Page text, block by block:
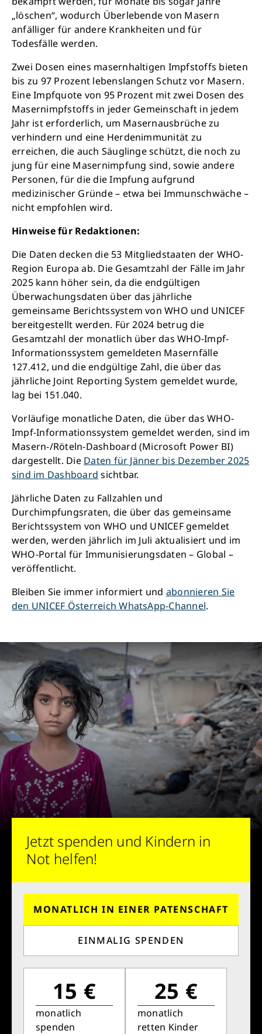
„löschen“, wodurch Überlebende von Masern
anfälliger für andere Krankheiten und für
Todesfälle werden.
Zwei Dosen eines masernhaltigen Impfstoffs bieten
bis zu 97 Prozent lebenslangen Schutz vor Masern.
Eine Impfquote von 95 Prozent mit zwei Dosen des
Masernimpfstoffs in jeder Gemeinschaft in jedem
Jahr ist erforderlich, um Masernausbrüche zu
verhindern und eine Herdenimmunität zu
erreichen, die auch Säuglinge schützt, die noch zu
jung für eine Masernimpfung sind, sowie andere
Personen, für die die Impfung aufgrund
medizinischer Gründe – etwa bei Immunschwäche –
nicht empfohlen wird.
Hinweise für Redaktionen:
Die Daten decken die 53 Mitgliedstaaten der WHO-
Region Europa ab. Die Gesamtzahl der Fälle im Jahr
2025 kann höher sein, da die endgültigen
Überwachungsdaten über das jährliche
gemeinsame Berichtssystem von WHO und UNICEF
bereitgestellt werden. Für 2024 betrug die
Gesamtzahl der monatlich über das WHO-Impf-
Informationssystem gemeldeten Masernfälle
127.412, und die endgültige Zahl, die über das
jährliche Joint Reporting System gemeldet wurde,
lag bei 151.040.
Vorläufige monatliche Daten, die über das WHO-
Impf-Informationssystem gemeldet werden, sind im
Masern-/Röteln-Dashboard (Microsoft Power BI)
dargestellt. Die Daten für Jänner bis Dezember 2025
sind im Dashboard sichtbar.
Jährliche Daten zu Fallzahlen und
Durchimpfungsraten, die über das gemeinsame
Berichtssystem von WHO und UNICEF gemeldet
werden, werden jährlich im Juli aktualisiert und im
WHO-Portal für Immunisierungsdaten – Global –
veröffentlicht.
Bleiben Sie immer informiert und abonnieren Sie
den UNICEF Österreich WhatsApp-Channel.
Jetzt spenden und Kindern in
Not helfen!
MONATLICH IN EINER PATENSCHAFT
EINMALIG SPENDEN
15 €
monatlich
spenden
25 €
monatlich
retten Kinder
Retten Sie noch heute Leben
Schon 50 Cent am Tag können Großes
bewirken: z.B. monatlich 25.000 Liter
sauberes Trinkwasser zur Verfügung stellen.
Sauberes Trinkwasser bedeutet: weniger
Krankheit, mehr Kindheit, bessere Zukunft.
Jetzt Leben retten